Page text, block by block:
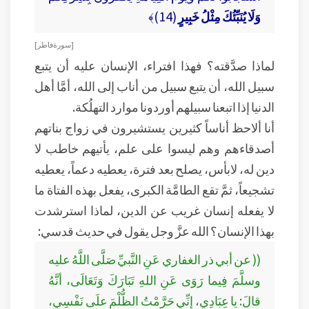
وَلَا يُنَبِّئُكَ مِثْلُ خَبِيرٍ (14)﴾
[ سورة فاطر ]
لماذا صدَّقته؟ فهذا افتراء، الإنسان عليه أن يتبع
سبيل الله، أن يتبع سبيل من أناب إلى الله، أمَّا أهل
الدنيا إذا اتبعنا سبيلهم أوردونا موارد التهلُكة.
أنا ألاحظ أناساً كثيرين يستشيرون في زواج بناتهم
أصدقاءهم وهم ليسوا على علم، يأتيهم خاطب لا
دين له، لابأس، يصلح بعد فترة، يعطيه دعماً، يعطيه
تشجيعاً، ثمَّ تقع الطامَّة الكبرى، يفعل بهذه الفتاة ما
لا يفعله إنسان غريب عن الدين، لماذا استرشدت
بهذا الإنسان؟ الله عزَّ وجل يقول في حديث قدسي:
(( عن أبي ذر الغفاري عَنِ النَّبيِّ صَلَّى اللَّهُ عليه
وسلَّمَ فِيما رَوَى عَنِ اللهِ تَبَارَكَ وَتَعَالَى، أنَّهُ
قالَ: يا عِبَادِي، إنِّي حَرَّمْتُ الظُّلْمَ علَى نَفْسِي،